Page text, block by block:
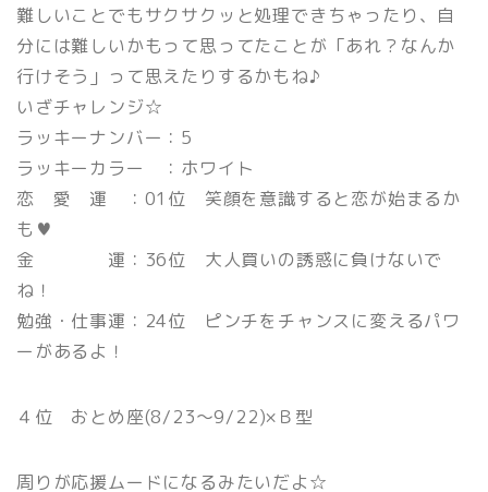
難しいことでもサクサクッと処理できちゃったり、自
分には難しいかもって思ってたことが「あれ？なんか
行けそう」って思えたりするかもね♪
いざチャレンジ☆
ラッキーナンバー：5
ラッキーカラー ：ホワイト
恋 愛 運 ：01位 笑顔を意識すると恋が始まるか
も♥
金 運：36位 大人買いの誘惑に負けないで
ね！
勉強・仕事運：24位 ピンチをチャンスに変えるパワ
ーがあるよ！
４位 おとめ座(8/23〜9/22)×Ｂ型
周りが応援ムードになるみたいだよ☆